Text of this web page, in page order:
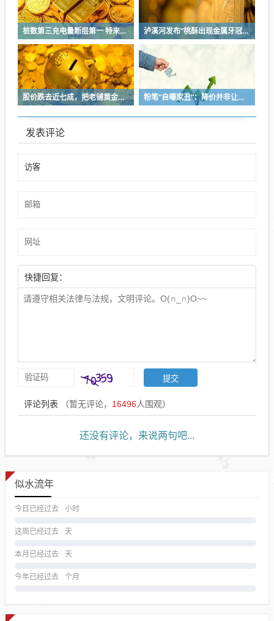
桩数第三充电量断层第一 特来电们为什么赢不了滴滴？ 泸溪河发布“桃酥出现金属牙冠”事件调查结论：视频情况不属实，当事人已主动删除致歉
股价跌去近七成，把老铺黄金当“奢侈品”抢的支持者不买单了 粉笔“自曝家丑”：降价并非让利，模仿同行产品弄巧成拙，同步推出历史学员退费方案
发表评论
快捷回复：
评论列表 （暂无评论， 16496人围观）
还没有评论，来说两句吧...
似水流年
今日已经过去 小时
这周已经过去 天
本月已经过去 天
今年已经过去 个月